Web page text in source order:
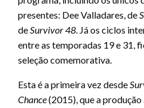
presentes: Dee Valladares, de
deSurvivor 48. Já os ciclos
entre as temporadas 19 e 31,
seleção comemorativa.
Esta é a primeira vez desde
Chance(2015), que a